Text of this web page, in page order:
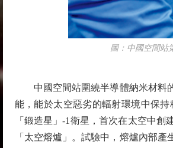
圖：中國空間站第
中國空間站圍繞半導體納米材料的
能，能於太空惡劣的輻射環境中保
「鍛造星」-1衛星，首次在太空中
「太空熔爐」。試驗中，熔爐內部